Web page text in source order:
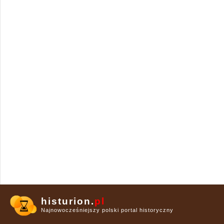
histurion.pl
Najnowocześniejszy polski portal historyczny